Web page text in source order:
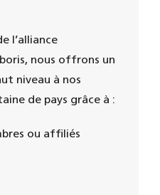
l’alliance
nous offrons un
niveau à nos
de pays grâce à :
ou affiliés